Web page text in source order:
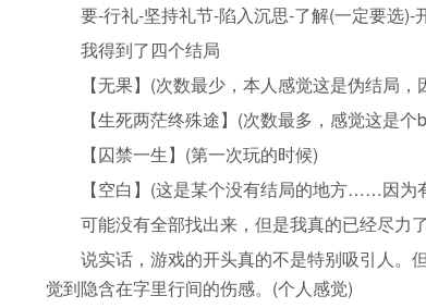
要-行礼-坚持礼节-陷入沉思-了解(一定要选)-
我得到了四个结局
【无果】(次数最少，本人感觉这是伪结局，
【生死两茫终殊途】(次数最多，感觉这是个
【囚禁一生】(第一次玩的时候)
【空白】(这是某个没有结局的地方……因为
可能没有全部找出来，但是我真的已经尽力了
说实话，游戏的开头真的不是特别吸引人。
觉到隐含在字里行间的伤感。(个人感觉)